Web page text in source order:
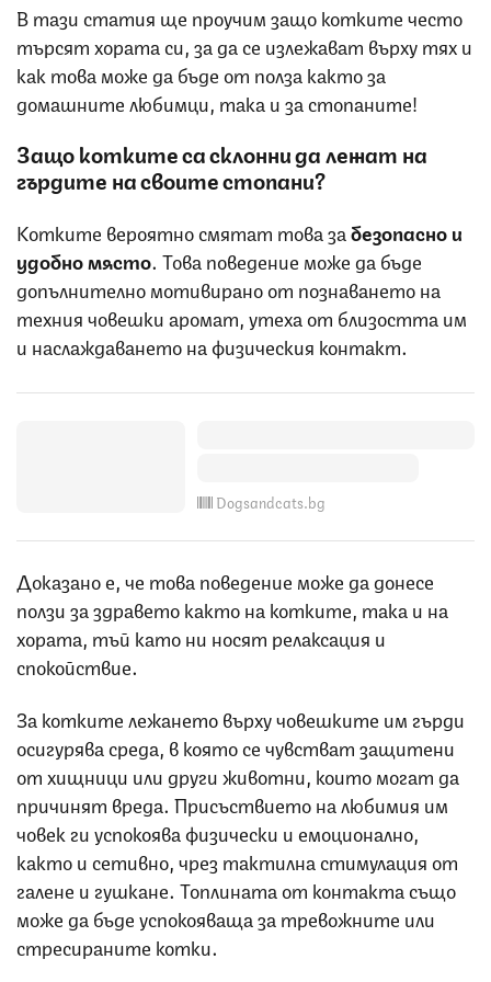
В тази статия ще проучим защо котките често
търсят хората си, за да се излежават върху тях и
как това може да бъде от полза както за
домашните любимци, така и за стопаните!
Защо котките са склонни да лежат на
гърдите на своите стопани?
Котките вероятно смятат това забезопасно и
удобно място. Това поведение може да бъде
допълнително мотивирано от познаването на
техния човешки аромат, утеха от близостта им
и наслаждаването на физическия контакт.
Dogsandcats.bg
Доказано е, че това поведение може да донесе
ползи за здравето както на котките, така и на
хората, тъй като ни носят релаксация и
спокойствие.
За котките лежането върху човешките им гърди
осигурява среда, в която се чувстват защитени
от хищници или други животни, които могат да
причинят вреда. Присъствието на любимия им
човек ги успокоява физически и емоционално,
както и сетивно, чрез тактилна стимулация от
галене и гушкане. Топлината от контакта също
може да бъде успокояваща за тревожните или
стресираните котки.